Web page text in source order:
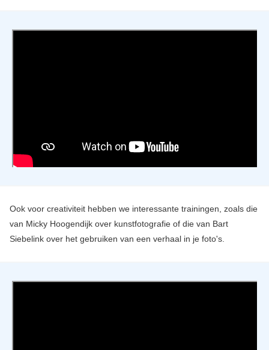
Ook voor creativiteit hebben we interessante trainingen, zoals die
van Micky Hoogendijk over kunstfotografie of die van Bart
Siebelink over het gebruiken van een verhaal in je foto's.